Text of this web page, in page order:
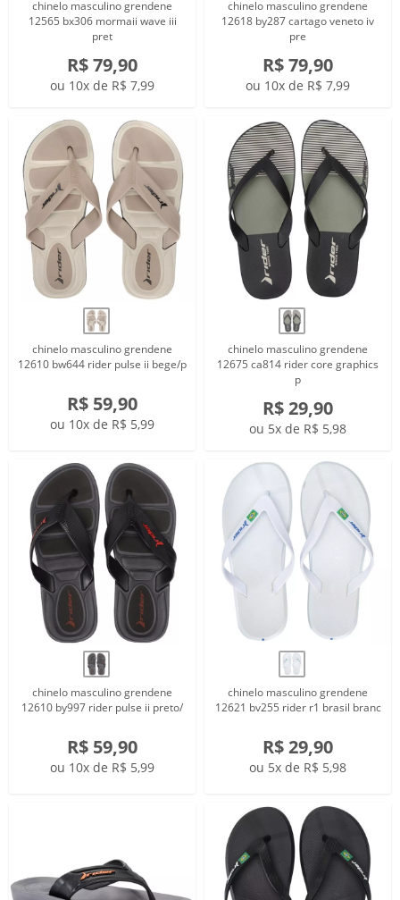
chinelo masculino grendene
12565 bx306 mormaii wave iii
pret
R$ 79,90
ou 10x de R$ 7,99
chinelo masculino grendene
12618 by287 cartago veneto iv
pre
R$ 79,90
ou 10x de R$ 7,99
chinelo masculino grendene
12610 bw644 rider pulse ii bege/p
R$ 59,90
ou 10x de R$ 5,99
chinelo masculino grendene
12675 ca814 rider core graphics
p
R$ 29,90
ou 5x de R$ 5,98
chinelo masculino grendene
12610 by997 rider pulse ii preto/
R$ 59,90
ou 10x de R$ 5,99
chinelo masculino grendene
12621 bv255 rider r1 brasil branc
R$ 29,90
ou 5x de R$ 5,98